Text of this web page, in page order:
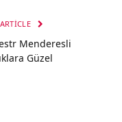
Menderesli
Güzel